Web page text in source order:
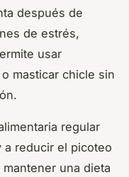
después de
de estrés,
usar
masticar chicle sin
regular
a reducir el picoteo
una dieta